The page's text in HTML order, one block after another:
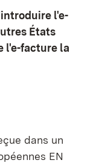
l'e-
États
l'e-facture la
dans un
EN